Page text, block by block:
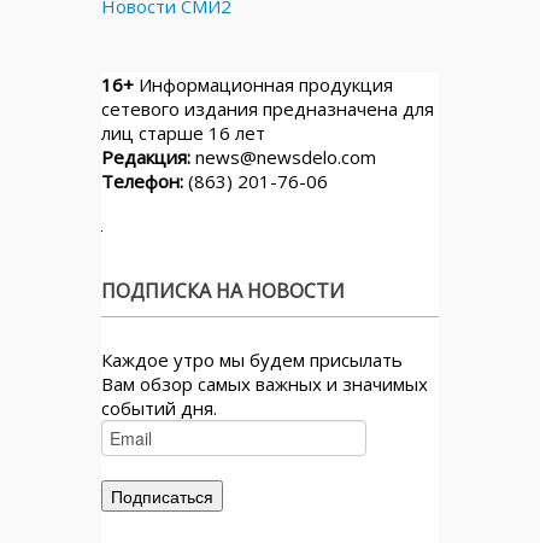
Новости СМИ2
16+ Информационная продукция
сетевого издания предназначена для
лиц старше 16 лет
Редакция: news@newsdelo.com
Телефон: (863) 201-76-06
ПОДПИСКА НА НОВОСТИ
Каждое утро мы будем присылать
Вам обзор самых важных и значимых
событий дня.